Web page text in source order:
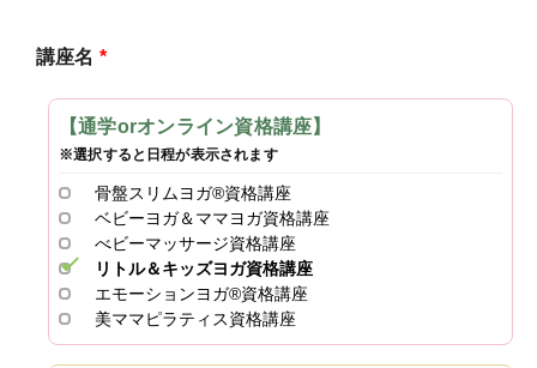
講座名 *
【通学orオンライン資格講座】
※選択すると日程が表示されます
骨盤スリムヨガ®資格講座
ベビーヨガ＆ママヨガ資格講座
べビーマッサージ資格講座
リトル＆キッズヨガ資格講座
エモーションヨガ®資格講座
美ママピラティス資格講座